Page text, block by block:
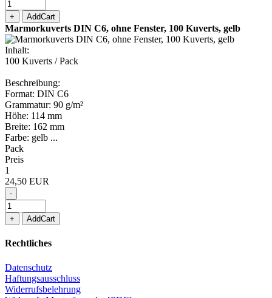
+ AddCart
Marmorkuverts DIN C6, ohne Fenster, 100 Kuverts, gelb
Inhalt:
100 Kuverts / Pack
Beschreibung:
Format: DIN C6
Grammatur: 90 g/m²
Höhe: 114 mm
Breite: 162 mm
Farbe: gelb ...
Pack
Preis
1
24,50 EUR
-
+ AddCart
Rechtliches
Datenschutz
Haftungsausschluss
Widerrufsbelehrung